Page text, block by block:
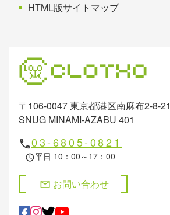
〒106-0047 東京都港区南麻布2-8-21
SNUG MINAMI-AZABU 401
phone03-6805-0821
schedule平日 10：00～17：00
mail お問い合わせ
HTML版サイトマップ